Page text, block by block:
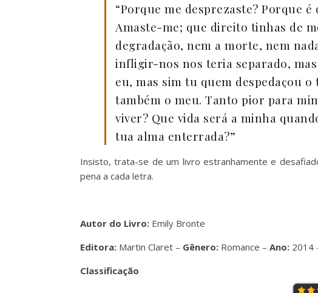
“Porque me desprezaste? Porque
Amaste-me; que direito tinhas de
degradação, nem a morte, nem
infligir-nos nos teria separado,
eu, mas sim tu quem despedaçou
também o meu. Tanto pior para
viver? Que vida será a minha
tua alma enterrada?”
Insisto, trata-se de um livro estranhamente e
pena a cada letra.
Autor do Livro: Emily Bronte
Editora: Martin Claret – Gênero: Romance – Ano: 2014
Classificação